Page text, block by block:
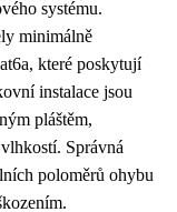
systému.
minimálně
které poskytují
instalace jsou
pláštěm,
Správná
poloměrů ohybu